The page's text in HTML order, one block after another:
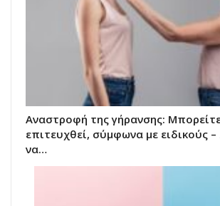
Αναστροφή της γήρανσης:
επιτευχθεί, σύμφωνα με ειδικούς
να…